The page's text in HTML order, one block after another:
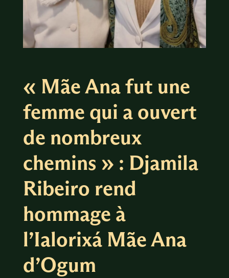
« Mãe Ana fut une
femme qui a ouvert
de nombreux
chemins » : Djamila
Ribeiro rend
hommage à
l’Ialorixá Mãe Ana
d’Ogum